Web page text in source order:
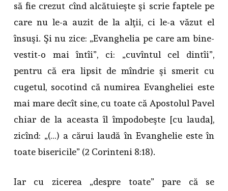
să fie crezut cînd alcătuieşte şi scrie faptele pe
care nu le-a auzit de la alţii, ci le-a văzut el
însuşi. Şi nu zice: „Evanghelia pe care am bine-
vestit-o mai întîi”, ci: „cuvîntul cel dintîi”,
pentru că era lipsit de mîndrie şi smerit cu
cugetul, socotind că numirea Evangheliei este
mai mare decît sine, cu toate că Apostolul Pavel
chiar de la aceasta îl împodobeşte [cu lauda],
zicînd: „(…) a cărui laudă în Evanghelie este în
toate bisericile” (2 Corinteni 8:18).
Iar cu zicerea „despre toate” pare că se